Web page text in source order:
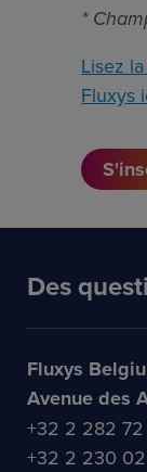
*
Lisez
Fluxys
Des
Fluxys
Avenue des
+32 2 282 72
+32 2 230